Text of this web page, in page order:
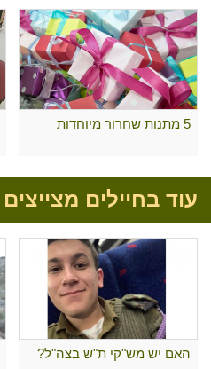
5 מתנות שחרור מיוחדות
עוד בחיילים מצייצים
האם יש מש"קי ת"ש בצה"ל?